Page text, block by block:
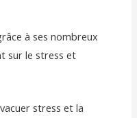
à ses nombreux
sur le stress et
stress et la